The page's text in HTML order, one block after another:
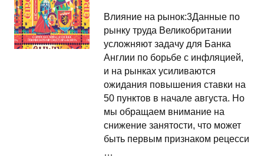
Влияние на рынок:3Данные по
рынку труда Великобритании
усложняют задачу для Банка
Англии по борьбе с инфляцией,
и на рынках усиливаются
ожидания повышения ставки на
50 пунктов в начале августа. Но
мы обращаем внимание на
снижение занятости, что может
быть первым признаком рецесси
…